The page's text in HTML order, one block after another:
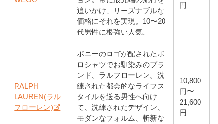
追いかけ、リーズナブルな
価格にそれを実現。10〜20
代男性に根強い人気。
円
RALPH
LAUREN(ラル
フローレン)
ポニーのロゴが配されたポ
ロシャツでお馴染みのブラ
ンド、ラルフローレン。洗
練された都会的なライフス
タイルを送る男性へ向け
て、洗練されたデザイン、
モダンなフォルム、斬新な
10,800
円〜
21,600
円